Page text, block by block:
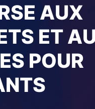
AUX
ET
POUR